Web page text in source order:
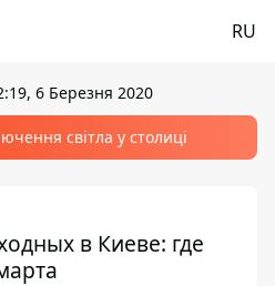
RU
6 Березня 2020
світла у столиці
в Киеве: где